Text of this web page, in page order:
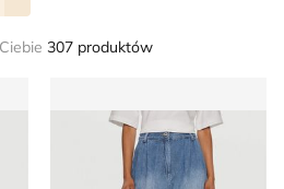
307 produktów